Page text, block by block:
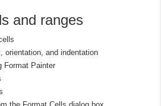
and ranges
orientation, and indentation
Format Painter